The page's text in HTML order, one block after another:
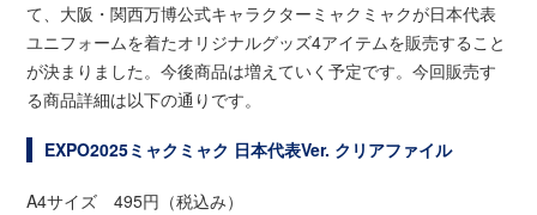
て、大阪・関西万博公式キャラクターミャクミャクが日本代表
ユニフォームを着たオリジナルグッズ4アイテムを販売すること
が決まりました。今後商品は増えていく予定です。今回販売す
る商品詳細は以下の通りです。
EXPO2025ミャクミャク 日本代表Ver. クリアファイル
A4サイズ 495円（税込み）